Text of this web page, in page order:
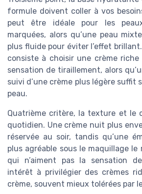
formule doivent coller à vos
peut être idéale pour les
marquées, alors qu’une peau
plus fluide pour éviter l’effet
consiste à choisir une crème riche
sensation de tiraillement, alors
suivi d’une crème plus légère suffit
peau.
Quatrième critère, la texture et le
quotidien. Une crème nuit plus
réservée au soir, tandis qu’une
plus agréable sous le maquillage
qui n’aiment pas la sensation
intérêt à privilégier des crèmes
crème, souvent mieux tolérées par